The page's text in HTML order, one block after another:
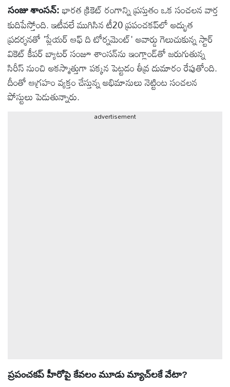
ఓటీటీ
వీడియోలు
ఆటోమొబైల్
సంజు శాంసన్: భారత క్రికెట్ రంగాన్ని ప్రస్తుతం ఒక సంచలన వార్త
కుదిపేస్తోంది. ఇటీవలే ముగిసిన టీ20 ప్రపంచకప్‌లో అద్భుత
ప్రదర్శనతో 'ప్లేయర్ ఆఫ్ ది టోర్నమెంట్' అవార్డు గెలుచుకున్న స్టార్
వికెట్ కీపర్ బ్యాటర్ సంజూ శాంసన్‌ను ఇంగ్లాండ్‌తో జరుగుతున్న
సిరీస్ నుంచి అకస్మాత్తుగా పక్కన పెట్టడం తీవ్ర దుమారం రేపుతోంది.
దీంతో ఆగ్రహం వ్యక్తం చేస్తున్న అభిమానులు నెట్టింట సంచలన
పోస్టులు పెడుతున్నారు.
advertisement
ప్రపంచకప్ హీరోపై కేవలం మూడు మ్యాచ్‌లకే వేటా?